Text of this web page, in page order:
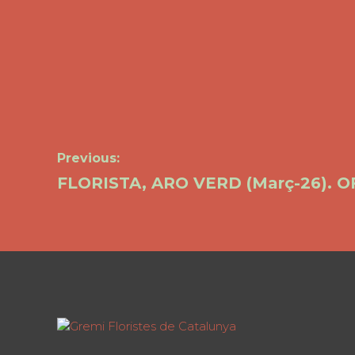
Navegació
d'entrades
Previous:
Previous
FLORISTA, ARO VERD (Març-26).